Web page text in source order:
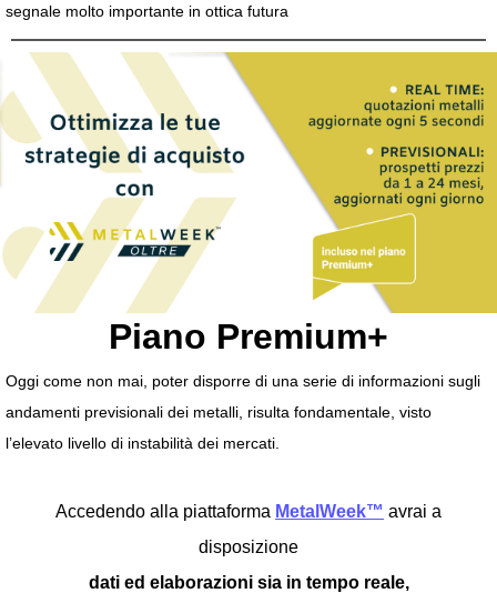
segnale molto importante in ottica futura
Piano Premium+
Oggi come non mai, poter disporre di una serie di informazioni sugli
andamenti previsionali dei metalli, risulta fondamentale, visto
l’elevato livello di instabilità dei mercati.
Accedendo alla piattaforma MetalWeek™ avrai a
disposizione
dati ed elaborazioni sia in tempo reale,